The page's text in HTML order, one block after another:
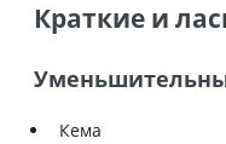
Краткие и
Кема